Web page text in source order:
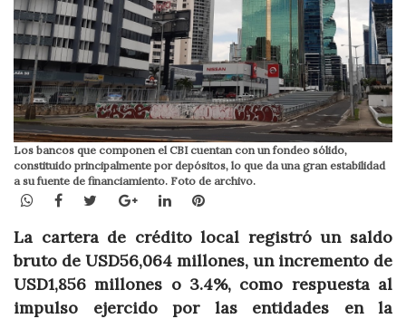
Los bancos que componen el CBI cuentan con un fondeo sólido,
constituido principalmente por depósitos, lo que da una gran estabilidad
a su fuente de financiamiento. Foto de archivo.
WhatsApp
Facebook
TwitterGoogle+LinkedInPinterest
La cartera de crédito local registró un saldo
bruto de USD56,064 millones, un incremento de
USD1,856 millones o 3.4%, como respuesta al
impulso ejercido por las entidades en la